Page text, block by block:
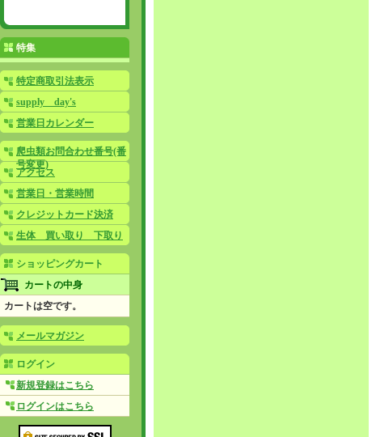
特集
特定商取引法表示
supply day's
営業日カレンダー
爬虫類お問合わせ番号(番
号変更)
アクセス
営業日・営業時間
クレジットカード決済
生体 買い取り 下取り
ショッピングカート
カートの中身
カートは空です。
メールマガジン
ログイン
新規登録はこちら
ログインはこちら